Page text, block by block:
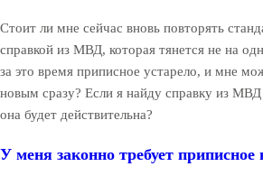
Стоит ли мне сейчас вновь повторять
справкой из МВД, которая тянется не на
за это время приписное устарело, и мне
новым сразу? Если я найду справку из
она будет действительна?
У меня законно требует приписное